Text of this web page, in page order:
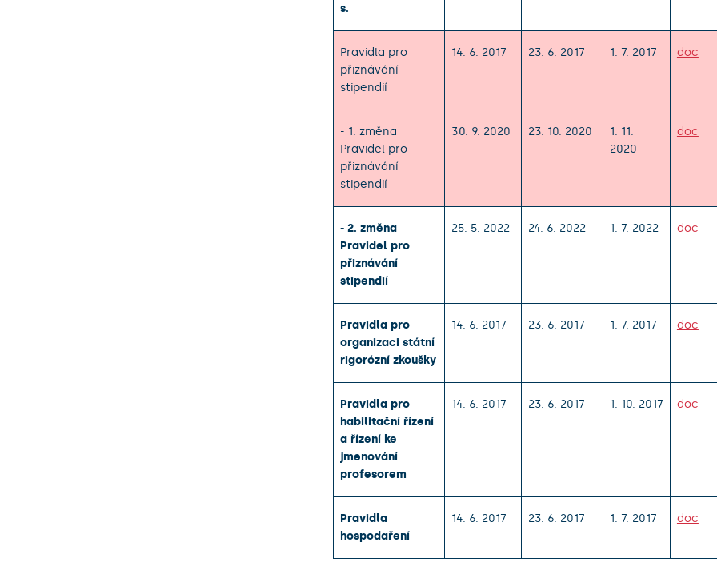
s.
Pravidla pro
přiznávání
stipendií
14. 6. 2017 23. 6. 2017 1. 7. 2017 doc
- 1. změna
Pravidel pro
přiznávání
stipendií
30. 9. 2020 23. 10. 2020
1. 11.
2020
doc
- 2. změna
Pravidel pro
přiznávání
stipendií
25. 5. 2022 24. 6. 2022 1. 7. 2022 doc
Pravidla pro
organizaci státní
rigorózní zkoušky
14. 6. 2017 23. 6. 2017 1. 7. 2017 doc
Pravidla pro
habilitační řízení
a řízení ke
jmenování
profesorem
14. 6. 2017 23. 6. 2017 1. 10. 2017 doc
Pravidla
hospodaření
14. 6. 2017 23. 6. 2017 1. 7. 2017 doc